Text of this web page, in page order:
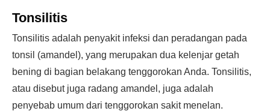
Tonsilitis
Tonsilitis adalah penyakit infeksi dan peradangan pada
tonsil (amandel), yang merupakan dua kelenjar getah
bening di bagian belakang tenggorokan Anda. Tonsilitis,
atau disebut juga radang amandel, juga adalah
penyebab umum dari tenggorokan sakit menelan.